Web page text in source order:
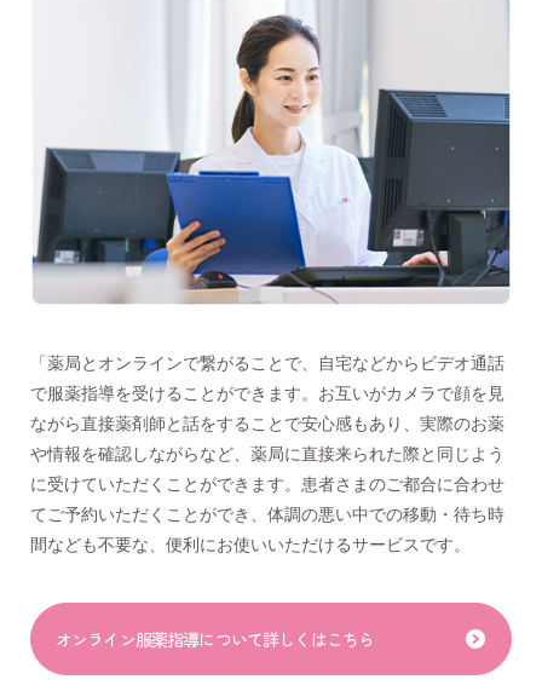
「薬局とオンラインで繋がることで、自宅などからビデオ通話
で服薬指導を受けることができます。お互いがカメラで顔を見
ながら直接薬剤師と話をすることで安心感もあり、実際のお薬
や情報を確認しながらなど、薬局に直接来られた際と同じよう
に受けていただくことができます。患者さまのご都合に合わせ
てご予約いただくことができ、体調の悪い中での移動・待ち時
間なども不要な、便利にお使いいただけるサービスです。
オンライン服薬指導について詳しくはこちら